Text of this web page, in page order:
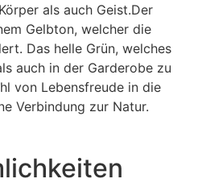
als auch Geist.Der
Gelbton, welcher die
Das helle Grün, welches
auch in der Garderobe zu
von Lebensfreude in die
Verbindung zur Natur.